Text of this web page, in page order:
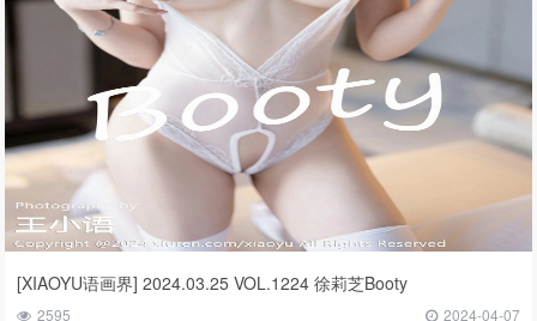
[XIAOYU语画界] 2024.03.25 VOL.1224 徐莉芝Booty
2595 2024-04-07